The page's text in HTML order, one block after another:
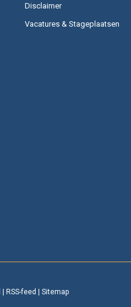
Disclaimer
Vacatures & Stageplaatsen
| RSS-feed | Sitemap